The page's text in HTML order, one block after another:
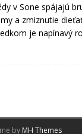
v Sone spájajú
a zmiznutie
je napínavý
by MH Themes